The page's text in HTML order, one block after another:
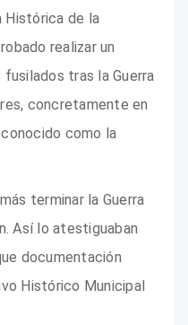
Histórica de la
realizar un
tras la Guerra
concretamente en
conocido como la
terminar la Guerra
Así lo atestiguaban
documentación
Histórico Municipal